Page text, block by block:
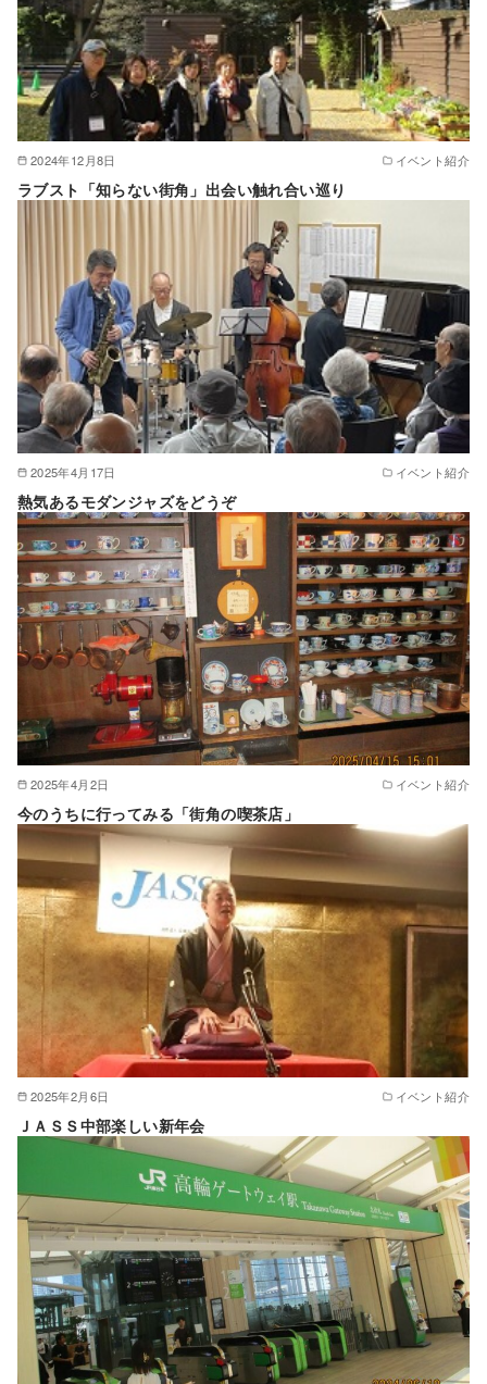
2024年12月8日 イベント紹介
ラブスト「知らない街角」出会い触れ合い巡り
2025年4月17日 イベント紹介
熱気あるモダンジャズをどうぞ
2025年4月2日 イベント紹介
今のうちに行ってみる「街角の喫茶店」
2025年2月6日 イベント紹介
ＪＡＳＳ中部楽しい新年会